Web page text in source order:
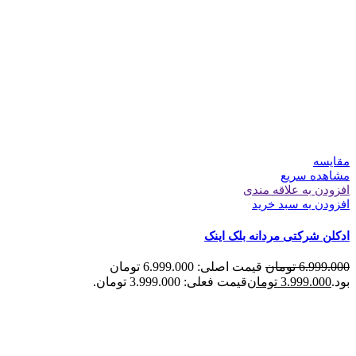
مقایسه
مشاهده سریع
افزودن به علاقه مندی
افزودن به سبد خرید
ادکلن شرکتی مردانه بلک اینک
6.999.000 تومان
قیمت اصلی: 6.999.000 تومان
بود.3.999.000 تومانقیمت فعلی: 3.999.000 تومان.